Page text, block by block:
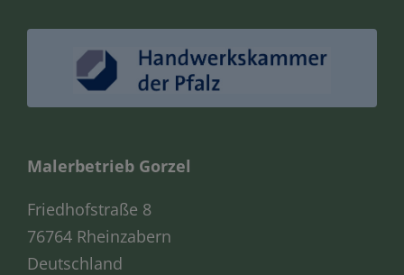
Malerbetrieb Gorzel
Friedhofstraße 8
76764 Rheinzabern
Deutschland